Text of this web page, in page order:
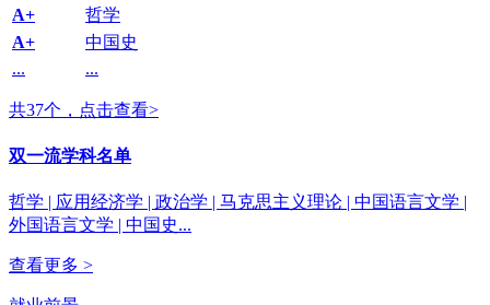
A+
哲学
A+
中国史
...
...
共37个，点击查看>
双一流学科名单
哲学 | 应用经济学 | 政治学 | 马克思主义理论 | 中国语言文学 |
外国语言文学 | 中国史...
查看更多 >